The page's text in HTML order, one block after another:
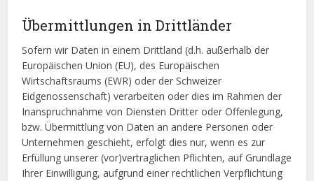
Übermittlungen in Drittländer
Sofern wir Daten in einem Drittland (d.h. außerhalb der
Europäischen Union (EU), des Europäischen
Wirtschaftsraums (EWR) oder der Schweizer
Eidgenossenschaft) verarbeiten oder dies im Rahmen der
Inanspruchnahme von Diensten Dritter oder Offenlegung,
bzw. Übermittlung von Daten an andere Personen oder
Unternehmen geschieht, erfolgt dies nur, wenn es zur
Erfüllung unserer (vor)vertraglichen Pflichten, auf Grundlage
Ihrer Einwilligung, aufgrund einer rechtlichen Verpflichtung